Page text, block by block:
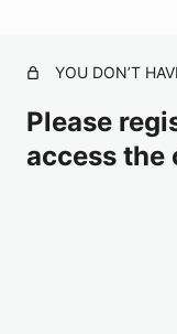
YOU DON’T
Please
access the